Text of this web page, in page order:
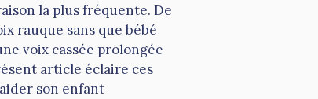
la plus fréquente. De
rauque sans que bébé
voix cassée prolongée
article éclaire ces
son enfant